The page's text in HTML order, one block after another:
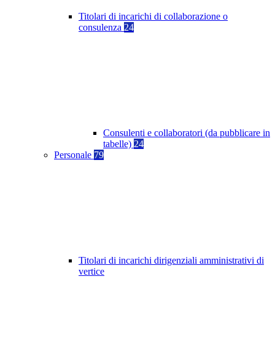
Titolari di incarichi di collaborazione o
consulenza 24
Consulenti e collaboratori (da pubblicare in
tabelle) 24
Personale 79
Titolari di incarichi dirigenziali amministrativi di
vertice